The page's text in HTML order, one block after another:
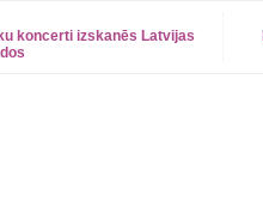
koncerti izskanēs Latvijas